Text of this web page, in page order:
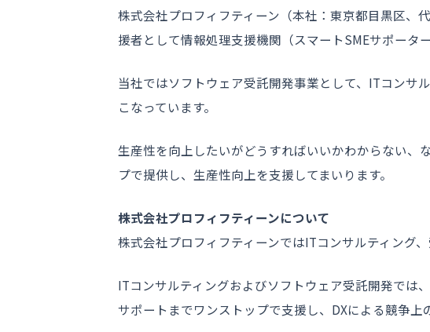
株式会社プロフィフティーン（本社：東京都目黒区、
援者として情報処理支援機関（スマートSMEサポータ
当社ではソフトウェア受託開発事業として、ITコンサ
こなっています。
生産性を向上したいがどうすればいいかわからない、
プで提供し、生産性向上を支援してまいります。
株式会社プロフィフティーンについて
株式会社プロフィフティーンではITコンサルティング
ITコンサルティングおよびソフトウェア受託開発では
サポートまでワンストップで支援し、DXによる競争上